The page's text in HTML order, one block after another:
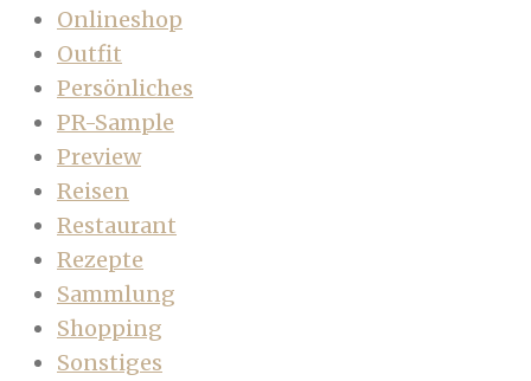
Onlineshop
Outfit
Persönliches
PR-Sample
Preview
Reisen
Restaurant
Rezepte
Sammlung
Shopping
Sonstiges